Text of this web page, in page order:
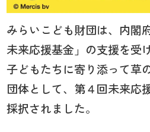
みらいこども財団は、内閣
未来応援基金」の支援を受
子どもたちに寄り添って草
団体として、第４回未来応
採択されました。